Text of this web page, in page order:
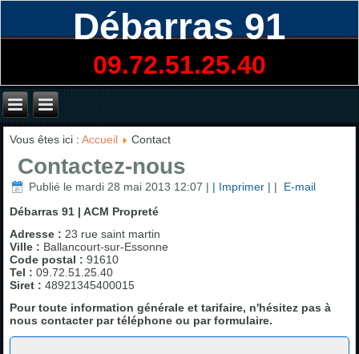
Débarras 91
09.72.51.25.40
Vous êtes ici :Accueil Contact
Contactez-nous
Publié le mardi 28 mai 2013 12:07 | | Imprimer | |
E-mail
Débarras 91 | ACM Propreté
Adresse : 23 rue saint martin
Ville : Ballancourt-sur-Essonne
Code postal : 91610
Tel : 09.72.51.25.40
Siret : 48921345400015
Pour toute information générale et tarifaire, n'hésitez pas à
nous contacter par téléphone ou par formulaire.